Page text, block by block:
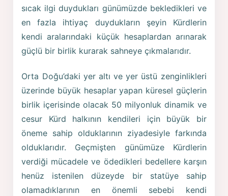
sıcak ilgi duydukları günümüzde bekledikleri ve
en fazla ihtiyaç duydukların şeyin Kürdlerin
kendi aralarındaki küçük hesaplardan arınarak
güçlü bir birlik kurarak sahneye çıkmalarıdır.
Orta Doğu’daki yer altı ve yer üstü zenginlikleri
üzerinde büyük hesaplar yapan küresel güçlerin
birlik içerisinde olacak 50 milyonluk dinamik ve
cesur Kürd halkının kendileri için büyük bir
öneme sahip olduklarının ziyadesiyle farkında
olduklarıdır. Geçmişten günümüze Kürdlerin
verdiği mücadele ve ödedikleri bedellere karşın
henüz istenilen düzeyde bir statüye sahip
olamadıklarının en önemli sebebi kendi